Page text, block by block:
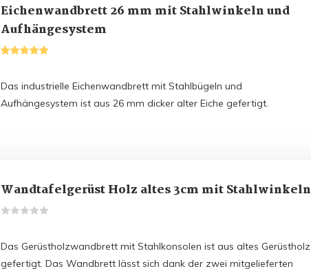
Eichenwandbrett 26 mm mit Stahlwinkeln und
Aufhängesystem
Das industrielle Eichenwandbrett mit Stahlbügeln und
Aufhängesystem ist aus 26 mm dicker alter Eiche gefertigt.
Wandtafelgerüst Holz altes 3cm mit Stahlwinkeln
Das Gerüstholzwandbrett mit Stahlkonsolen ist aus altes Gerüstholz
gefertigt. Das Wandbrett lässt sich dank der zwei mitgelieferten